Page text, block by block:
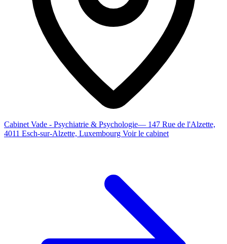
Cabinet Vade - Psychiatrie & Psychologie— 147 Rue de l'Alzette,
4011 Esch-sur-Alzette, Luxembourg Voir le cabinet